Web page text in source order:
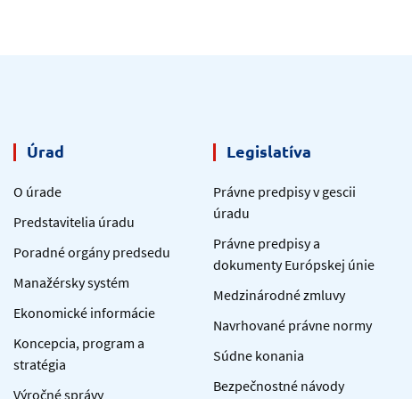
Úrad
O úrade
Predstavitelia úradu
Poradné orgány predsedu
Manažérsky systém
Ekonomické informácie
Koncepcia, program a
stratégia
Výročné správy
Legislatíva
Právne predpisy v gescii
úradu
Právne predpisy a
dokumenty Európskej únie
Medzinárodné zmluvy
Navrhované právne normy
Súdne konania
Bezpečnostné návody